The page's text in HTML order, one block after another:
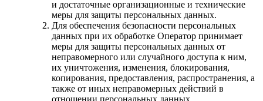
и достаточные организационные и технические
меры для защиты персональных данных.
Для обеспечения безопасности персональных
данных при их обработке Оператор принимает
меры для защиты персональных данных от
неправомерного или случайного доступа к ним,
их уничтожения, изменения, блокирования,
копирования, предоставления, распространения, а
также от иных неправомерных действий в